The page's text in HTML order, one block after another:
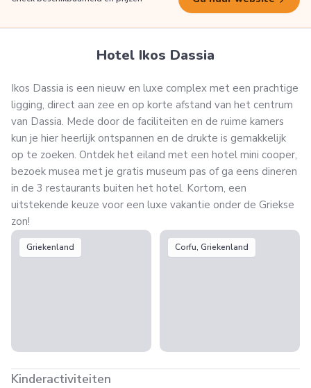
Hotel Ikos Dassia
Ikos Dassia is een nieuw en luxe complex met een prachtige
ligging, direct aan zee en op korte afstand van het centrum
van Dassia. Mede door de faciliteiten en de ruime kamers
kun je hier heerlijk ontspannen en de drukte is gemakkelijk
op te zoeken. Ontdek het eiland met een hotel mini cooper,
bezoek musea met je gratis museum pas of ga eens dineren
in de 3 restaurants buiten het hotel. Kortom, een
uitstekende keuze voor een luxe vakantie onder de Griekse
zon!
Griekenland Corfu, Griekenland
Kinderactiviteiten